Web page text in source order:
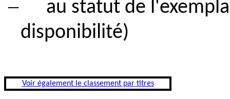
–
au statut de
disponibilité)
Voir également le classement par titres